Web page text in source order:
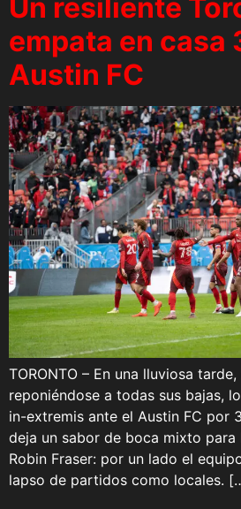
Un resiliente
empata en casa
Austin FC
TORONTO – En una lluviosa
reponiéndose a todas sus bajas,
in-extremis ante el Austin FC por
deja un sabor de boca mixto
Robin Fraser: por un lado el
lapso de partidos como locales.